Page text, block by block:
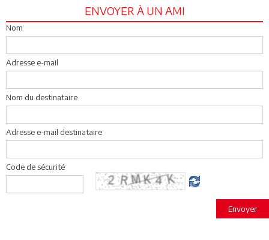
ENVOYER À UN AMI
Nom
Adresse e-mail
Nom du destinataire
Adresse e-mail destinataire
Code de sécurité
Envoyer